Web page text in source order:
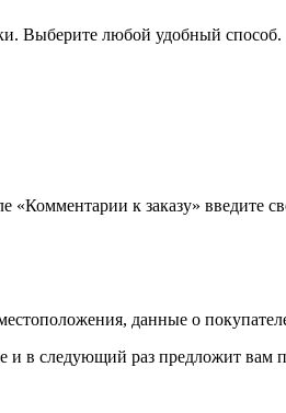
Выберите любой удобный способ.
к заказу» введите
данные о
в следующий раз предложит вам